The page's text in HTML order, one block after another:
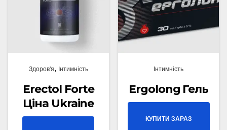
Здоров'я, Інтимність
Erectol Forte
Ціна Ukraine
Інтимність
Ergolong Гель
КУПИТИ ЗАРАЗ